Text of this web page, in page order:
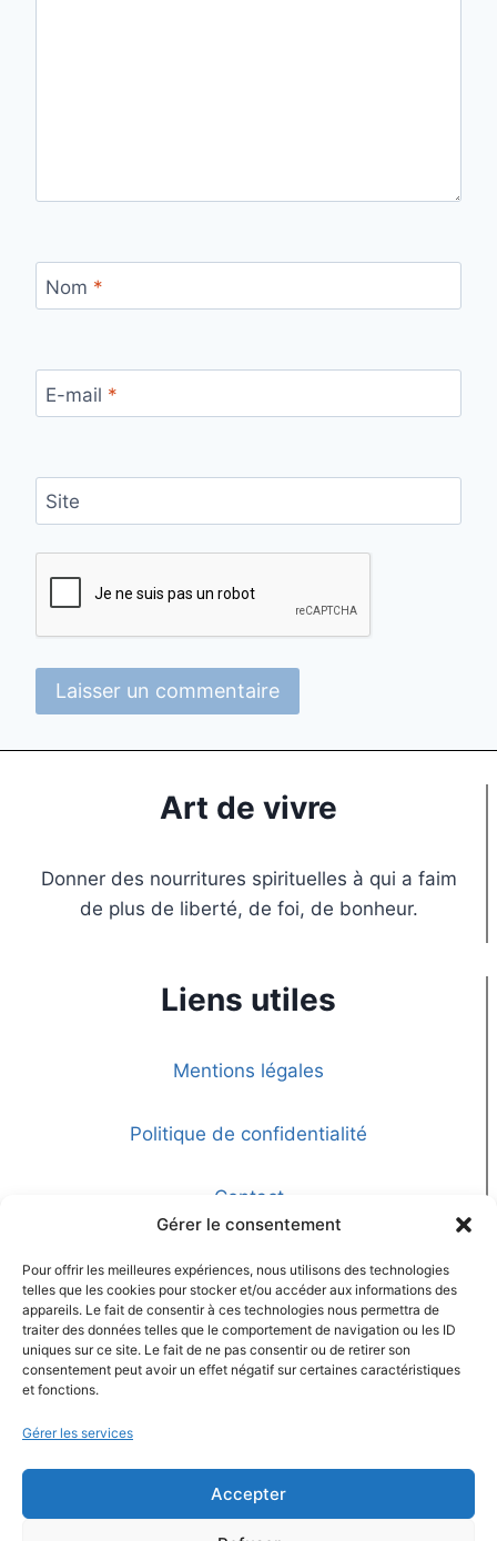
Gérer le consentement
Pour offrir les meilleures expériences, nous utilisons des technologies
telles que les cookies pour stocker et/ou accéder aux informations des
appareils. Le fait de consentir à ces technologies nous permettra de
traiter des données telles que le comportement de navigation ou les ID
uniques sur ce site. Le fait de ne pas consentir ou de retirer son
consentement peut avoir un effet négatif sur certaines caractéristiques
et fonctions.
Gérer les services
Accepter
Nom *
E-mail *
Site
Art de vivre
Donner des nourritures spirituelles à qui a faim
de plus de liberté, de foi, de bonheur.
Liens utiles
Mentions légales
Politique de confidentialité
Contact
Nombre de visiteurs
134928